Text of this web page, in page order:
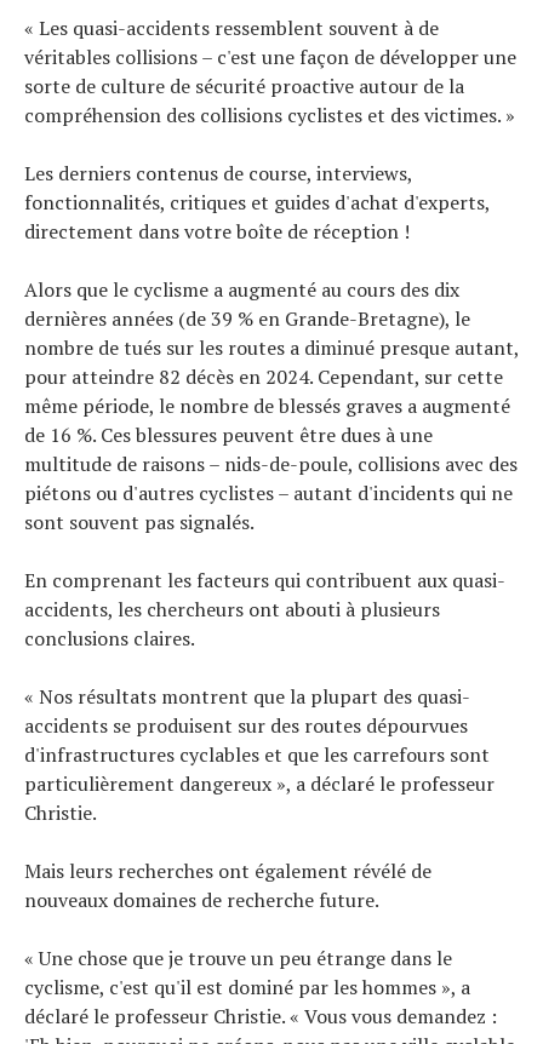
« Les quasi-accidents ressemblent souvent à de
véritables collisions – c'est une façon de développer une
sorte de culture de sécurité proactive autour de la
compréhension des collisions cyclistes et des victimes. »
Les derniers contenus de course, interviews,
fonctionnalités, critiques et guides d'achat d'experts,
directement dans votre boîte de réception !
Alors que le cyclisme a augmenté au cours des dix
dernières années (de 39 % en Grande-Bretagne), le
nombre de tués sur les routes a diminué presque autant,
pour atteindre 82 décès en 2024. Cependant, sur cette
même période, le nombre de blessés graves a augmenté
de 16 %. Ces blessures peuvent être dues à une
multitude de raisons – nids-de-poule, collisions avec des
piétons ou d'autres cyclistes – autant d'incidents qui ne
sont souvent pas signalés.
En comprenant les facteurs qui contribuent aux quasi-
accidents, les chercheurs ont abouti à plusieurs
conclusions claires.
« Nos résultats montrent que la plupart des quasi-
accidents se produisent sur des routes dépourvues
d'infrastructures cyclables et que les carrefours sont
particulièrement dangereux », a déclaré le professeur
Christie.
Mais leurs recherches ont également révélé de
nouveaux domaines de recherche future.
« Une chose que je trouve un peu étrange dans le
cyclisme, c'est qu'il est dominé par les hommes », a
déclaré le professeur Christie. « Vous vous demandez :